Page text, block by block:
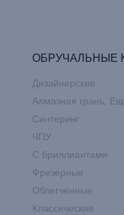
ОБРУЧАЛЬНЫЕ
Дизайнерские
Алмазная грань,
Синтеринг
ЧПУ
С бриллиантами
Фрезерные
Облегченные
Классические